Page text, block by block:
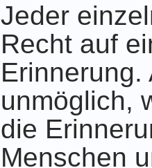
Jeder
Recht auf
Erinnerung.
unmöglich,
die
Menschen